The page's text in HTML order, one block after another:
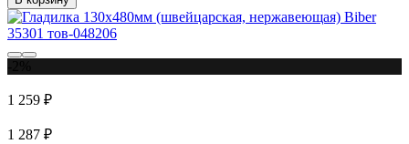
1 259 ₽
1 287 ₽